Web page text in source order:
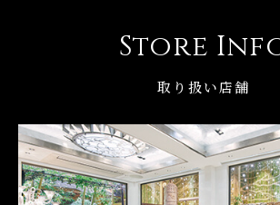
Store
取り扱い店舗